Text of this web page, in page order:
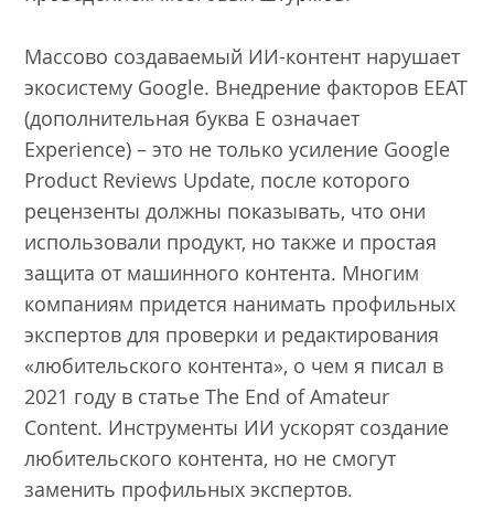
Массово создаваемый ИИ-контент нарушает
экосистему Google. Внедрение факторов EEAT
(дополнительная буква E означает
Experience) – это не только усиление Google
Product Reviews Update, после которого
рецензенты должны показывать, что они
использовали продукт, но также и простая
защита от машинного контента. Многим
компаниям придется нанимать профильных
экспертов для проверки и редактирования
«любительского контента», о чем я писал в
2021 году в статье The End of Amateur
Content. Инструменты ИИ ускорят создание
любительского контента, но не смогут
заменить профильных экспертов.